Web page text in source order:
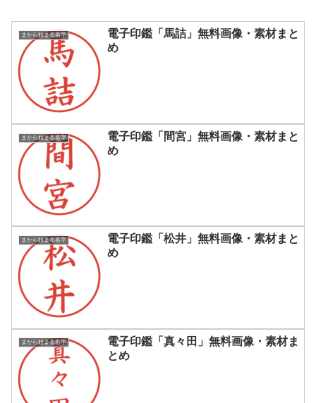
まから始まる名字
電子印鑑「馬詰」無料画像・素材まと
め
まから始まる名字
電子印鑑「間宮」無料画像・素材まと
め
まから始まる名字
電子印鑑「松井」無料画像・素材まと
め
まから始まる名字
電子印鑑「真々田」無料画像・素材ま
とめ